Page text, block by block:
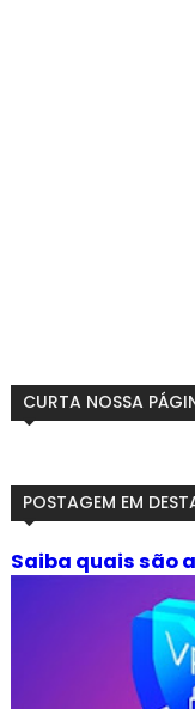
CURTA NOSSA
POSTAGEM EM
Saiba quais são